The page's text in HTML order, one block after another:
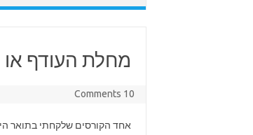
מחלת העודף או
10 Comments
אחד הקורסים שלקחתי בתואר